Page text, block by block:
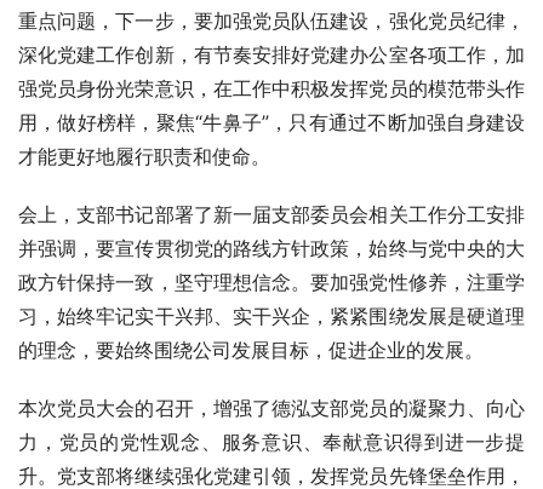
重点问题，下一步，要加强党员队伍建设，强化党员纪律，
深化党建工作创新，有节奏安排好党建办公室各项工作，加
强党员身份光荣意识，在工作中积极发挥党员的模范带头作
用，做好榜样，聚焦“牛鼻子”，只有通过不断加强自身建设
才能更好地履行职责和使命。
会上，支部书记部署了新一届支部委员会相关工作分工安排
并强调，要宣传贯彻党的路线方针政策，始终与党中央的大
政方针保持一致，坚守理想信念。要加强党性修养，注重学
习，始终牢记实干兴邦、实干兴企，紧紧围绕发展是硬道理
的理念，要始终围绕公司发展目标，促进企业的发展。
本次党员大会的召开，增强了德泓支部党员的凝聚力、向心
力，党员的党性观念、服务意识、奉献意识得到进一步提
升。党支部将继续强化党建引领，发挥党员先锋堡垒作用，